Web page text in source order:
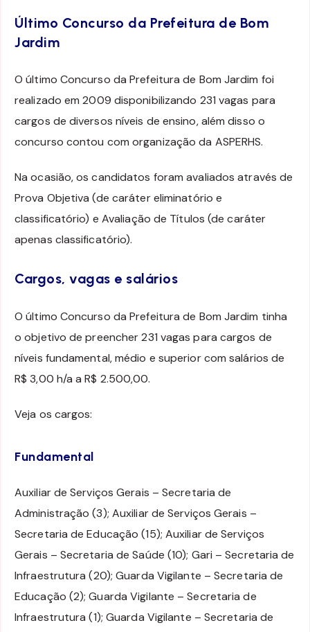
Último Concurso da Prefeitura de Bom
Jardim
O último Concurso da Prefeitura de Bom Jardim foi
realizado em 2009 disponibilizando 231 vagas para
cargos de diversos níveis de ensino, além disso o
concurso contou com organização da ASPERHS.
Na ocasião, os candidatos foram avaliados através de
Prova Objetiva (de caráter eliminatório e
classificatório) e Avaliação de Títulos (de caráter
apenas classificatório).
Cargos, vagas e salários
O último Concurso da Prefeitura de Bom Jardim tinha
o objetivo de preencher 231 vagas para cargos de
níveis fundamental, médio e superior com salários de
R$ 3,00 h/a a R$ 2.500,00.
Veja os cargos:
Fundamental
Auxiliar de Serviços Gerais – Secretaria de
Administração (3); Auxiliar de Serviços Gerais –
Secretaria de Educação (15); Auxiliar de Serviços
Gerais – Secretaria de Saúde (10); Gari – Secretaria de
Infraestrutura (20); Guarda Vigilante – Secretaria de
Educação (2); Guarda Vigilante – Secretaria de
Infraestrutura (1); Guarda Vigilante – Secretaria de